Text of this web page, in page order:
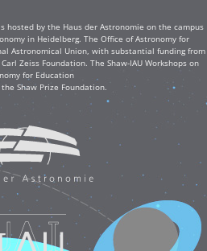
hosted by the Haus der Astronomie on the campus
in Heidelberg. The Office of Astronomy for
Astronomical Union, with substantial funding from
Zeiss Foundation. The Shaw-IAU Workshops on
for Education
Shaw Prize Foundation.